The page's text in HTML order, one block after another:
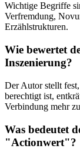
Wichtige Begriffe
Verfremdung,
Erzählstrukturen.
Wie bewertet
Inszenierung?
Der Autor stellt
berechtigt ist,
Verbindung mehr
Was bedeutet
"Actionwert"?